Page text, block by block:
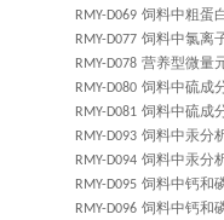
RMY-D069 饲料中粗蛋
RMY-D077 饲料中氯离
RMY-D078 营养型微量
RMY-D080 饲料中硫成
RMY-D081 饲料中硫成
RMY-D093 饲料中汞分
RMY-D094 饲料中汞分
RMY-D095 饲料中钙和
RMY-D096 饲料中钙和